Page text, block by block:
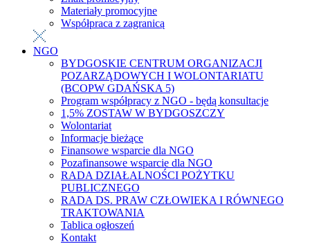
Materiały promocyjne
Współpraca z zagranicą
NGO
BYDGOSKIE CENTRUM ORGANIZACJI
POZARZĄDOWYCH I WOLONTARIATU
(BCOPW GDAŃSKA 5)
Program współpracy z NGO - będą konsultacje
1,5% ZOSTAW W BYDGOSZCZY
Wolontariat
Informacje bieżące
Finansowe wsparcie dla NGO
Pozafinansowe wsparcie dla NGO
RADA DZIAŁALNOŚCI POŻYTKU
PUBLICZNEGO
RADA DS. PRAW CZŁOWIEKA I RÓWNEGO
TRAKTOWANIA
Tablica ogłoszeń
Kontakt